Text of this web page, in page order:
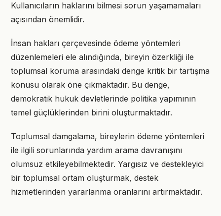
Kullanıcıların haklarını bilmesi sorun yaşamamaları
açısından önemlidir.
İnsan hakları çerçevesinde ödeme yöntemleri
düzenlemeleri ele alındığında, bireyin özerkliği ile
toplumsal koruma arasındaki denge kritik bir tartışma
konusu olarak öne çıkmaktadır. Bu denge,
demokratik hukuk devletlerinde politika yapımının
temel güçlüklerinden birini oluşturmaktadır.
Toplumsal damgalama, bireylerin ödeme yöntemleri
ile ilgili sorunlarında yardım arama davranışını
olumsuz etkileyebilmektedir. Yargısız ve destekleyici
bir toplumsal ortam oluşturmak, destek
hizmetlerinden yararlanma oranlarını artırmaktadır.